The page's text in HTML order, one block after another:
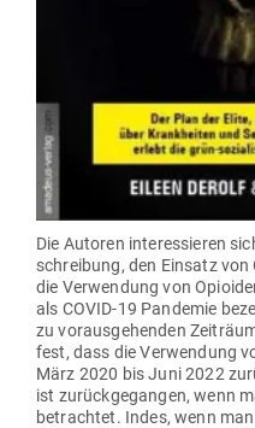
Die Autoren inter­es­sieren
schreibung, den Einsatz
die Ver­wendung von
als COVID-19 Pan­demie
zu vor­aus­ge­henden
fest, dass die Ver­wendung
März 2020 bis Juni 2022
ist zurück­ge­gangen, wenn
betrachtet. Indes, wenn